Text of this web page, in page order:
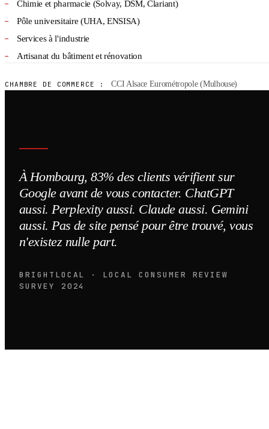
Chimie et pharmacie (Solvay, DSM, Clariant)
Pôle universitaire (UHA, ENSISA)
Services à l'industrie
Artisanat du bâtiment et rénovation
CHAMBRE DE COMMERCE : CCI Alsace Eurométropole (Mulhouse)
À Hombourg, 83% des clients vérifient sur
Google avant de vous contacter. ChatGPT
aussi. Perplexity aussi. Claude aussi. Gemini
aussi. Pas de site pensé pour être trouvé, vous
n'existez nulle part.
BRIGHTLOCAL · LOCAL CONSUMER REVIEW
SURVEY 2024